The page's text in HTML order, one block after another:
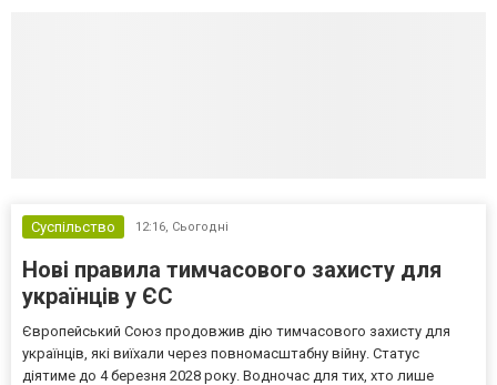
Суспільство 12:16, Сьогодні
Нові правила тимчасового захисту для
українців у ЄС
Європейський Союз продовжив дію тимчасового захисту для
українців, які виїхали через повномасштабну війну. Статус
діятиме до 4 березня 2028 року. Водночас для тих, хто лише